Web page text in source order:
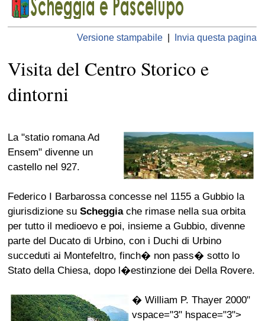
Versione stampabile Invia questa pagina
Visita del Centro Storico e
dintorni
La "statio romana Ad
Ensem" divenne un
castello nel 927.
Federico I Barbarossa concesse nel 1155 a Gubbio la
giurisdizione suScheggiache rimase nella sua orbita
per tutto il medioevo e poi, insieme a Gubbio, divenne
parte del Ducato di Urbino, con i Duchi di Urbino
succeduti ai Montefeltro, finch� non pass� sotto lo
Stato della Chiesa, dopo l�estinzione dei Della Rovere.
� William P. Thayer 2000"
vspace="3" hspace="3">